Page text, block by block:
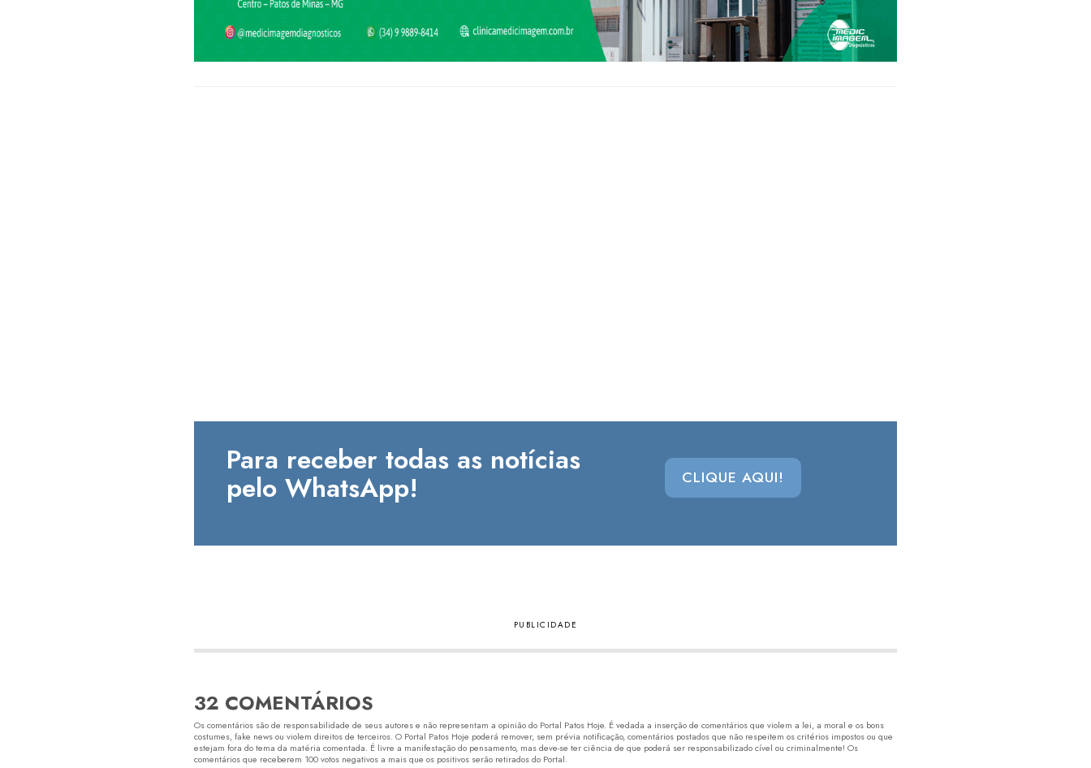
Para receber todas as notícias
pelo WhatsApp! CLIQUE AQUI!
32 COMENTÁRIOS
Os comentários são de responsabilidade de seus autores e não representam a opinião do Portal Patos Hoje. É vedada a inserção de comentários que violem a lei, a moral e os bons
costumes, fake news ou violem direitos de terceiros. O Portal Patos Hoje poderá remover, sem prévia notificação, comentários postados que não respeitem os critérios impostos ou que
estejam fora do tema da matéria comentada. É livre a manifestação do pensamento, mas deve-se ter ciência de que poderá ser responsabilizado cível ou criminalmente! Os
comentários que receberem 100 votos negativos a mais que os positivos serão retirados do Portal.